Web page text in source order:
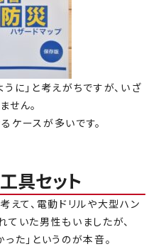
に」と考えがちですが、いざ
せん。
ケースが多いです。
セット
えて、電動ドリルや大型ハン
いた男性もいましたが、
た」というのが本音。